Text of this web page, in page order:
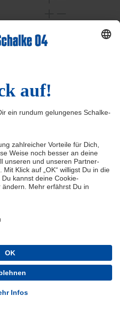
widerrufen
AGB
Impressum